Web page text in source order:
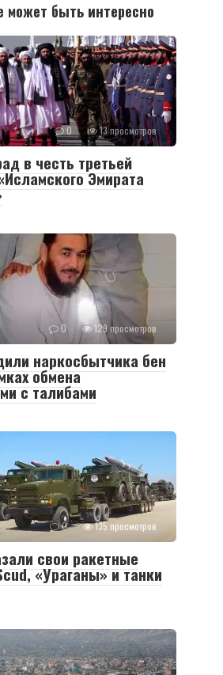
может быть интересно
0 13 просмотров
в честь третьей
Эмирата
0 129 просмотров
наркосбытчика бен
обмена
с талибами
0 135 просмотров
свои ракетные
«Ураганы» и танки